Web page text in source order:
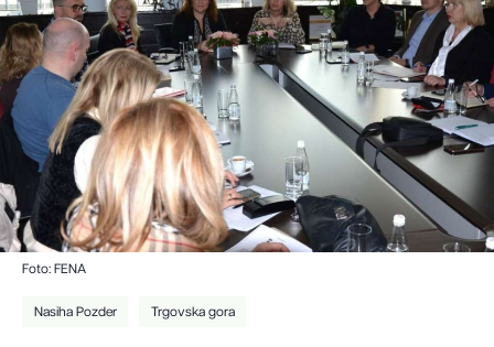
Foto: FENA
Nasiha Pozder Trgovska gora